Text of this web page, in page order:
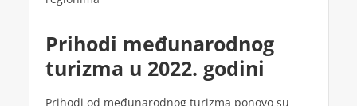
Prihodi međunarodnog
turizma u 2022. godini
Prihodi od međunarodnog turizma ponovo su